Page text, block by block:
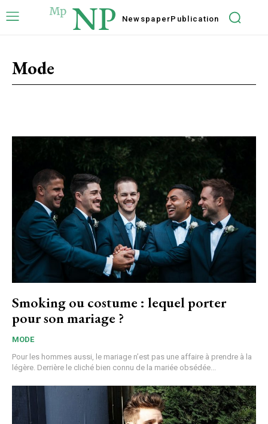
NP NewspaperPublication
Mode
Smoking ou costume : lequel porter
pour son mariage ?
MODE
Pour les hommes aussi, le mariage n’est pas une affaire à prendre à la
légère. Derrière le cliché bien connu de la mariée obsédée...